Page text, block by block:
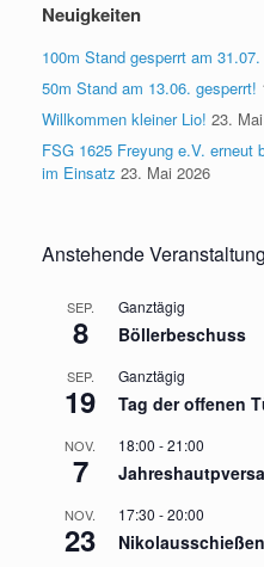
Neuigkeiten
100m Stand gesperrt am
50m Stand am 13.06. gesperrt!
Willkommen kleiner Lio! 23.
FSG 1625 Freyung e.V. erneut
im Einsatz 23. Mai 2026
Anstehende
SEP.
8
Ganztägig
Böllerbeschuss
SEP.
19
Ganztägig
Tag der offenen
NOV.
7
18:00 -21:00
NOV.
23
17:30 -20:00